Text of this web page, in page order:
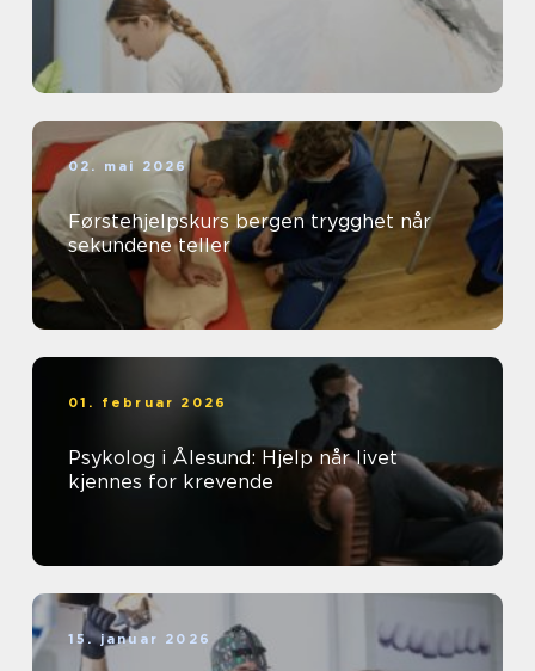
02. mai 2026
Førstehjelpskurs bergen trygghet når
sekundene teller
01. februar 2026
Psykolog i Ålesund: Hjelp når livet
kjennes for krevende
15. januar 2026